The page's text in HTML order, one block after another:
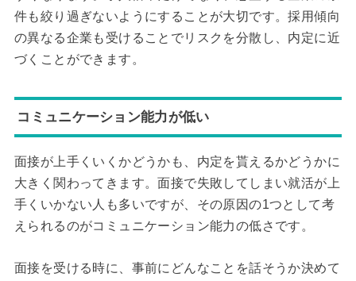
件も絞り過ぎないようにすることが大切です。採用傾向
の異なる企業も受けることでリスクを分散し、内定に近
づくことができます。
コミュニケーション能力が低い
面接が上手くいくかどうかも、内定を貰えるかどうかに
大きく関わってきます。面接で失敗してしまい就活が上
手くいかない人も多いですが、その原因の1つとして考
えられるのがコミュニケーション能力の低さです。
面接を受ける時に、事前にどんなことを話そうか決めて